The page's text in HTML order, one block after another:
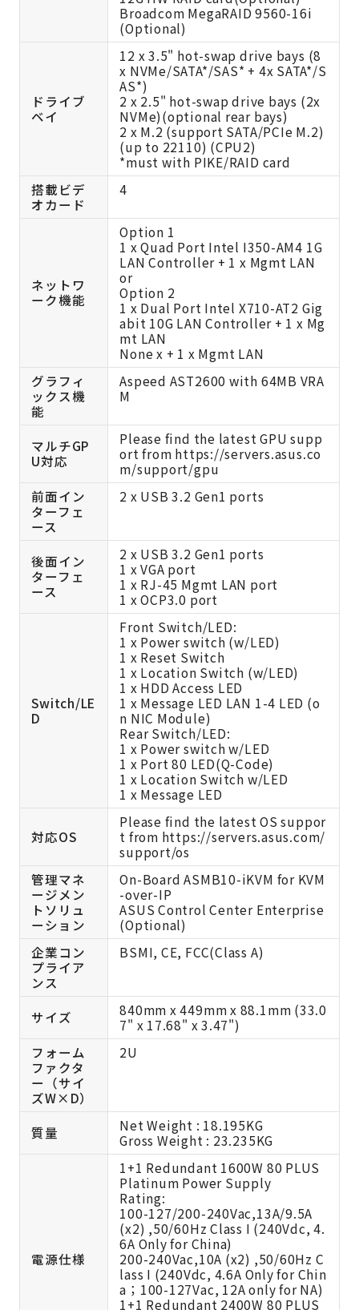
Broadcom MegaRAID 9560-16i
(Optional)
ドライブ
ベイ
12 x 3.5" hot-swap drive bays (8
x NVMe/SATA*/SAS* + 4x SATA*/S
AS*)
2 x 2.5" hot-swap drive bays (2x
NVMe)(optional rear bays)
2 x M.2 (support SATA/PCIe M.2)
(up to 22110) (CPU2)
*must with PIKE/RAID card
搭載ビデ
オカード
4
ネットワ
ーク機能
Option 1
1 x Quad Port Intel I350-AM4 1G
LAN Controller + 1 x Mgmt LAN
or
Option 2
1 x Dual Port Intel X710-AT2 Gig
abit 10G LAN Controller + 1 x Mg
mt LAN
None x + 1 x Mgmt LAN
グラフィ
ックス機
能
Aspeed AST2600 with 64MB VRA
M
マルチGP
U対応
Please find the latest GPU supp
ort from https://servers.asus.co
m/support/gpu
前面イン
ターフェ
ース
2 x USB 3.2 Gen1 ports
後面イン
ターフェ
ース
2 x USB 3.2 Gen1 ports
1 x VGA port
1 x RJ-45 Mgmt LAN port
1 x OCP3.0 port
Switch/LE
D
Front Switch/LED:
1 x Power switch (w/LED)
1 x Reset Switch
1 x Location Switch (w/LED)
1 x HDD Access LED
1 x Message LED LAN 1-4 LED (o
n NIC Module)
Rear Switch/LED:
1 x Power switch w/LED
1 x Port 80 LED(Q-Code)
1 x Location Switch w/LED
1 x Message LED
対応OS
Please find the latest OS suppor
t from https://servers.asus.com/
support/os
管理マネ
ージメン
トソリュ
ーション
On-Board ASMB10-iKVM for KVM
-over-IP
ASUS Control Center Enterprise
(Optional)
企業コン
プライア
ンス
BSMI, CE, FCC(Class A)
サイズ
840mm x 449mm x 88.1mm (33.0
7" x 17.68" x 3.47")
フォーム
ファクタ
ー（サイ
ズW×D）
2U
質量
Net Weight : 18.195KG
Gross Weight : 23.235KG
電源仕様
1+1 Redundant 1600W 80 PLUS
Platinum Power Supply
Rating:
100-127/200-240Vac,13A/9.5A
(x2) ,50/60Hz Class I (240Vdc, 4.
6A Only for China)
200-240Vac,10A (x2) ,50/60Hz C
lass I (240Vdc, 4.6A Only for Chin
a；100-127Vac, 12A only for NA)
1+1 Redundant 2400W 80 PLUS